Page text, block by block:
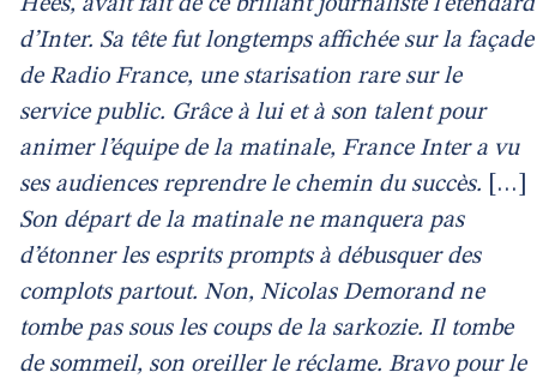
Hees, avait fait de ce brillant journaliste l’étendard
d’Inter. Sa tête fut longtemps affichée sur la façade
de Radio France, une starisation rare sur le
service public. Grâce à lui et à son talent pour
animer l’équipe de la matinale, France Inter a vu
ses audiences reprendre le chemin du succès.
[…]
Son départ de la matinale ne manquera pas
d’étonner les esprits prompts à débusquer des
complots partout. Non, Nicolas Demorand ne
tombe pas sous les coups de la sarkozie. Il tombe
de sommeil, son oreiller le réclame. Bravo pour le